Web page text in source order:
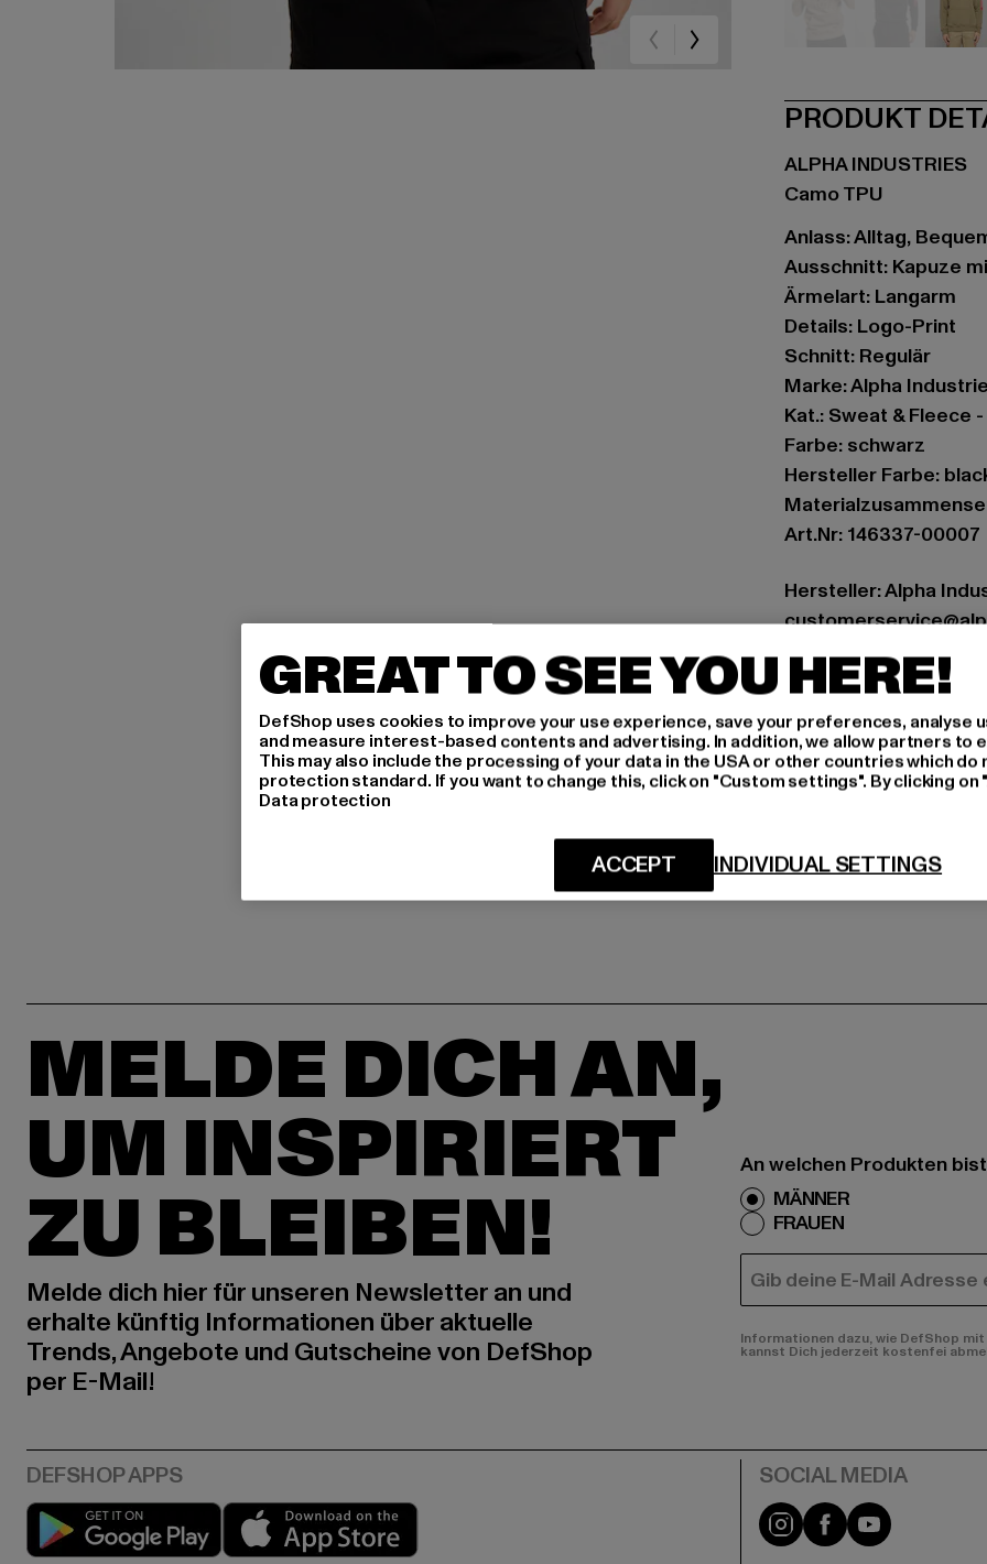
PRODUKT
ALPHA INDUSTRIES
Camo TPU
Anlass: Alltag,
Ausschnitt: Kapuze
Ärmelart: Langarm
Details: Logo-Print
Schnitt: Regulär
Marke: Alpha
Kat.: Sweat & Fleece
Farbe: schwarz
Hersteller Farbe:
Art.Nr: 146337-00007
Hersteller: Alpha
Siemensstraße 11 |
GRÖSSE
MELDE DICH AN,
UM INSPIRIERT
ZU BLEIBEN!
Melde dich hier für unseren Newsletter an und
erhalte künftig Informationen über aktuelle
Trends, Angebote und Gutscheine von DefShop
per E-Mail!
An welchen Produkten
MÄNNER
FRAUEN
E-MAIL
Informationen dazu, wie DefShop
kannst Dich jederzeit kostenfei
Play market Instagram
FacebookYouTube
GREAT TO SEE YOU HERE!
DefShop uses cookies to improve your use experience, save your preferences, analyse
and measure interest-based contents and advertising. In addition, we allow partners to
This may also include the processing of your data in the USA or other countries which do
protection standard. If you want to change this, click on "Custom settings". By clicking
Data protection
INDIVIDUAL SETTINGS
ACCEPT